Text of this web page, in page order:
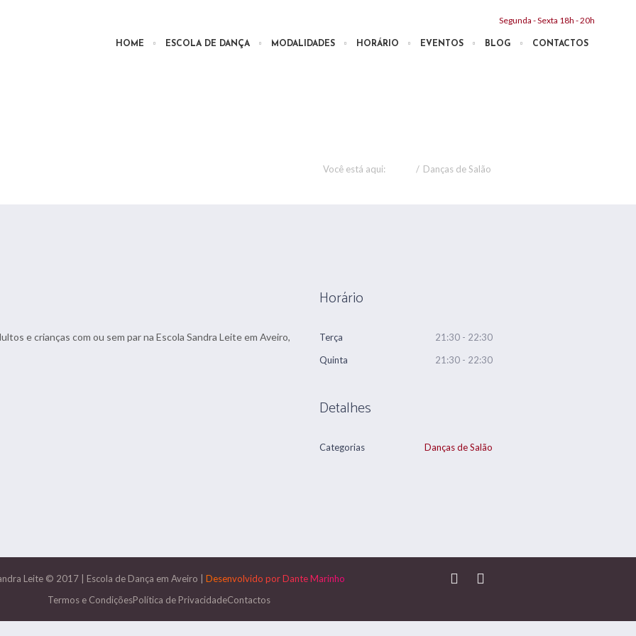
Segunda - Sexta 18h - 20h
HOME ESCOLA DE DANÇA MODALIDADES HORÁRIO EVENTOS BLOG CONTACTOS
Você está aqui: / Danças de Salão
e crianças com ou sem par na Escola Sandra Leite em Aveiro,
Horário
Terça
21:30 - 22:30
Quinta
21:30 - 22:30
Detalhes
Categorias Danças de Salão
Leite © 2017 Escola de Dança em Aveiro Desenvolvido porDante Marinho
Termos e CondiçõesPolítica de PrivacidadeContactos